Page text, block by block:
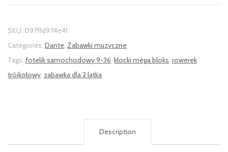
SKU: 097f1d974e41
Categories: Dante, Zabawki muzyczne
Tags: fotelik samochodowy 9-36, klocki mega bloks, rowerek
trójkołowy, zabawka dla 2 latka
Description